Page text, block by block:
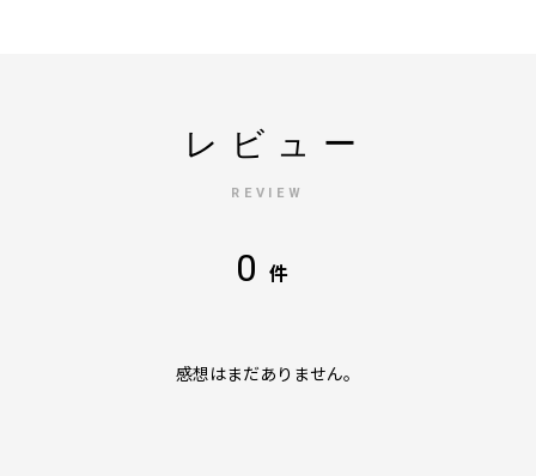
レビュー
REVIEW
0 件
感想はまだありません。